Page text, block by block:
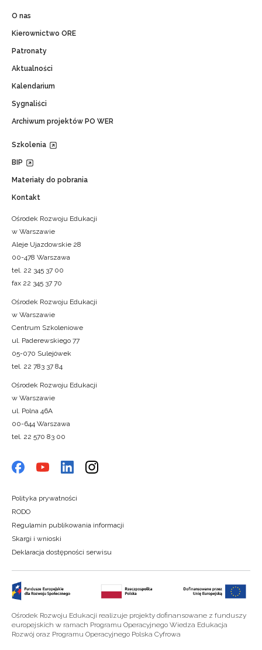
O nas
Kierownictwo ORE
Patronaty
Aktualności
Kalendarium
Sygnaliści
Archiwum projektów PO WER
Szkolenia
BIP
Materiały do pobrania
Kontakt
Ośrodek Rozwoju Edukacji
w Warszawie
Aleje Ujazdowskie 28
00-478 Warszawa
tel. 22 345 37 00
fax 22 345 37 70
Ośrodek Rozwoju Edukacji
w Warszawie
Centrum Szkoleniowe
ul. Paderewskiego 77
05-070 Sulejówek
tel. 22 783 37 84
Ośrodek Rozwoju Edukacji
w Warszawie
ul. Polna 46A
00-644 Warszawa
tel. 22 570 83 00
Polityka prywatności
RODO
Regulamin publikowania informacji
Skargi i wnioski
Deklaracja dostępności serwisu
Ośrodek Rozwoju Edukacji realizuje projekty dofinansowane z funduszy
europejskich w ramach Programu Operacyjnego Wiedza Edukacja
Rozwój oraz Programu Operacyjnego Polska Cyfrowa